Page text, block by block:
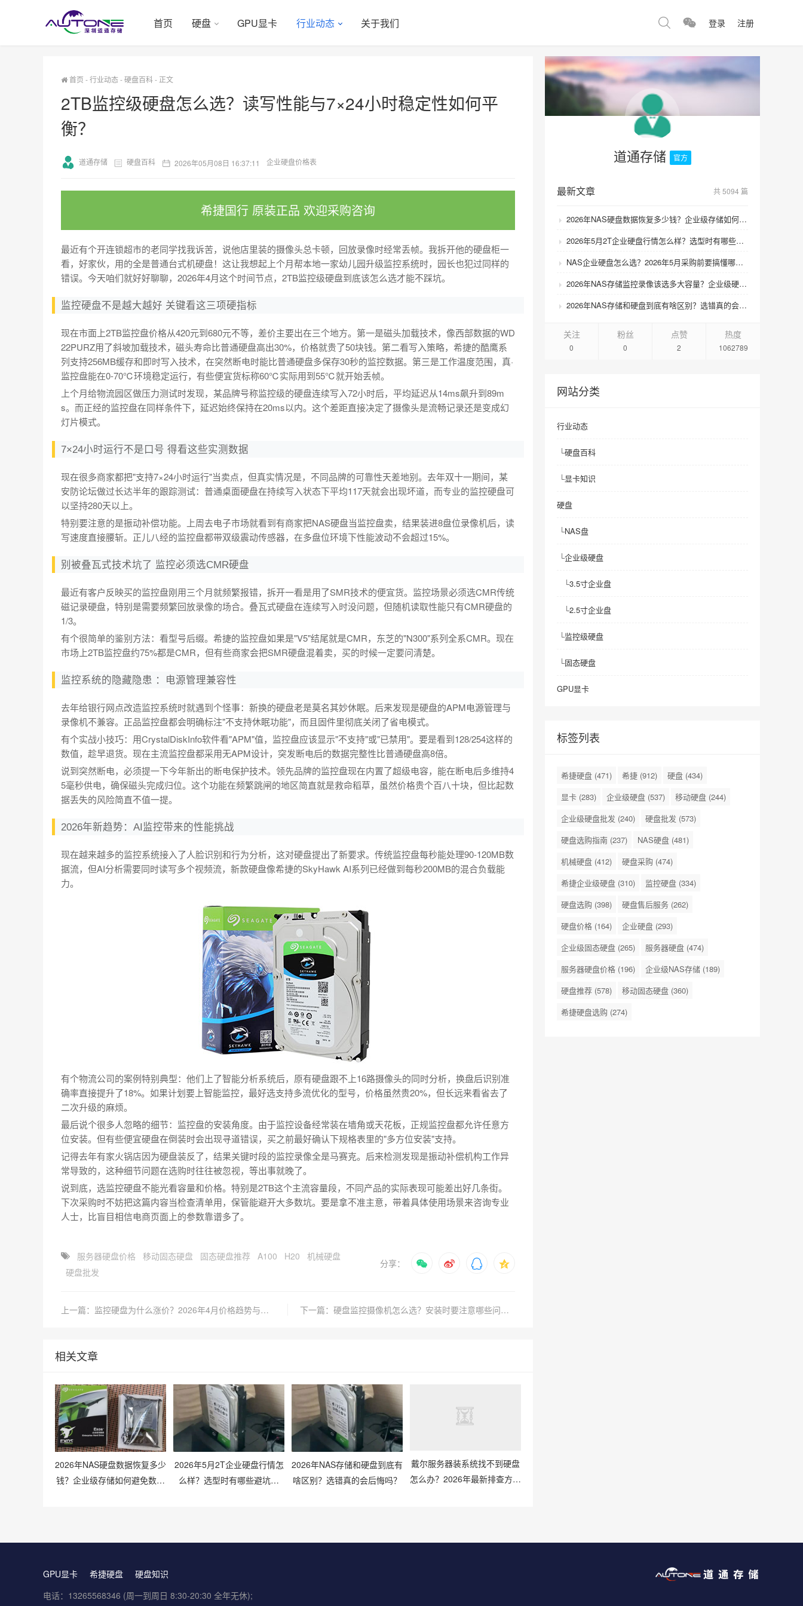
首页 硬盘 GPU显卡 行业动态 关于我们 登录 注册
首页 -行业动态-硬盘百科- 正文
2TB监控级硬盘怎么选？读写性能与7×24小时稳定性如何平
衡？
道通存储 硬盘百科 2026年05月08日 16:37:11 企业硬盘价格表
希捷国行 原装正品 欢迎采购咨询
最近有个开连锁超市的老同学找我诉苦，说他店里装的摄像头总卡顿，回放录像时经常丢帧。我拆开他的硬盘柜一
看，好家伙，用的全是普通台式机硬盘！这让我想起上个月帮本地一家幼儿园升级监控系统时，园长也犯过同样的
错误。今天咱们就好好聊聊，2026年4月这个时间节点，2TB监控级硬盘到底该怎么选才能不踩坑。
监控硬盘不是越大越好 关键看这三项硬指标
现在市面上2TB监控盘价格从420元到680元不等，差价主要出在三个地方。第一是磁头加载技术，像西部数据的WD
22PURZ用了斜坡加载技术，磁头寿命比普通硬盘高出30%，价格就贵了50块钱。第二看写入策略，希捷的酷鹰系
列支持256MB缓存和即时写入技术，在突然断电时能比普通硬盘多保存30秒的监控数据。第三是工作温度范围，真·
监控盘能在0-70℃环境稳定运行，有些便宜货标称60℃实际用到55℃就开始丢帧。
上个月给物流园区做压力测试时发现，某品牌号称监控级的硬盘连续写入72小时后，平均延迟从14ms飙升到89m
s。而正经的监控盘在同样条件下，延迟始终保持在20ms以内。这个差距直接决定了摄像头是流畅记录还是变成幻
灯片模式。
7×24小时运行不是口号 得看这些实测数据
现在很多商家都把"支持7×24小时运行"当卖点，但真实情况是，不同品牌的可靠性天差地别。去年双十一期间，某
安防论坛做过长达半年的跟踪测试：普通桌面硬盘在持续写入状态下平均117天就会出现坏道，而专业的监控硬盘可
以坚持280天以上。
特别要注意的是振动补偿功能。上周去电子市场就看到有商家把NAS硬盘当监控盘卖，结果装进8盘位录像机后，读
写速度直接腰斩。正儿八经的监控盘都带双级震动传感器，在多盘位环境下性能波动不会超过15%。
别被叠瓦式技术坑了 监控必须选CMR硬盘
最近有客户反映买的监控盘刚用三个月就频繁报错，拆开一看是用了SMR技术的便宜货。监控场景必须选CMR传统
磁记录硬盘，特别是需要频繁回放录像的场合。叠瓦式硬盘在连续写入时没问题，但随机读取性能只有CMR硬盘的
1/3。
有个很简单的鉴别方法：看型号后缀。希捷的监控盘如果是"V5"结尾就是CMR，东芝的"N300"系列全系CMR。现在
市场上2TB监控盘约75%都是CMR，但有些商家会把SMR硬盘混着卖，买的时候一定要问清楚。
监控系统的隐藏隐患 ：电源管理兼容性
去年给银行网点改造监控系统时就遇到个怪事：新换的硬盘老是莫名其妙休眠。后来发现是硬盘的APM电源管理与
录像机不兼容。正品监控盘都会明确标注"不支持休眠功能"，而且固件里彻底关闭了省电模式。
有个实战小技巧：用CrystalDiskInfo软件看"APM"值，监控盘应该显示"不支持"或"已禁用"。要是看到128/254这样的
数值，趁早退货。现在主流监控盘都采用无APM设计，突发断电后的数据完整性比普通硬盘高8倍。
说到突然断电，必须提一下今年新出的断电保护技术。领先品牌的监控盘现在内置了超级电容，能在断电后多维持4
5毫秒供电，确保磁头完成归位。这个功能在频繁跳闸的地区简直就是救命稻草，虽然价格贵个百八十块，但比起数
据丢失的风险简直不值一提。
2026年新趋势：AI监控带来的性能挑战
现在越来越多的监控系统接入了人脸识别和行为分析，这对硬盘提出了新要求。传统监控盘每秒能处理90-120MB数
据流，但AI分析需要同时读写多个视频流，新款硬盘像希捷的SkyHawk AI系列已经做到每秒200MB的混合负载能
力。
有个物流公司的案例特别典型：他们上了智能分析系统后，原有硬盘跟不上16路摄像头的同时分析，换盘后识别准
确率直接提升了18%。如果计划要上智能监控，最好选支持多流优化的型号，价格虽然贵20%，但长远来看省去了
二次升级的麻烦。
最后说个很多人忽略的细节：监控盘的安装角度。由于监控设备经常装在墙角或天花板，正规监控盘都允许任意方
位安装。但有些便宜硬盘在倒装时会出现寻道错误，买之前最好确认下规格表里的"多方位安装"支持。
记得去年有家火锅店因为硬盘装反了，结果关键时段的监控录像全是马赛克。后来检测发现是振动补偿机构工作异
常导致的，这种细节问题在选购时往往被忽视，等出事就晚了。
说到底，选监控硬盘不能光看容量和价格。特别是2TB这个主流容量段，不同产品的实际表现可能差出好几条街。
下次采购时不妨把这篇内容当检查清单用，保管能避开大多数坑。要是拿不准主意，带着具体使用场景来咨询专业
人士，比盲目相信电商页面上的参数靠谱多了。
服务器硬盘价格 移动固态硬盘 固态硬盘推荐 A100 H20
机械硬盘
硬盘批发
分享：
上一篇：监控硬盘为什么涨价？2026年4月价格趋势与选购建议 下一篇：硬盘监控摄像机怎么选？安装时要注意哪些问题？
相关文章
2026年NAS硬盘数据恢复多少
钱？企业级存储如何避免数据
2026年5月2T企业硬盘行情怎
么样？选型时有哪些避坑技
2026年NAS存储和硬盘到底有
啥区别？选错真的会后悔吗？
戴尔服务器装系统找不到硬盘
怎么办？2026年最新排查方法
道通存储 官方
最新文章 共 5094 篇
2026年NAS硬盘数据恢复多少钱？企业级存储如何避免数据丢失风险？
2026年5月2T企业硬盘行情怎么样？选型时有哪些避坑技巧？
NAS企业硬盘怎么选？2026年5月采购前要搞懂哪些坑？
2026年NAS存储监控录像该选多大容量？企业级硬盘怎么搭配才划算？
2026年NAS存储和硬盘到底有啥区别？选错真的会后悔吗？
关注
0
粉丝
0
点赞
2
热度
1062789
网站分类
行业动态
└硬盘百科
└显卡知识
硬盘
└NAS盘
└企业级硬盘
└3.5寸企业盘
└2.5寸企业盘
└监控级硬盘
└固态硬盘
GPU显卡
标签列表
希捷硬盘 (471) 希捷 (912) 硬盘 (434)
显卡 (283) 企业级硬盘 (537) 移动硬盘 (244)
企业级硬盘批发 (240) 硬盘批发 (573)
硬盘选购指南 (237) NAS硬盘 (481)
机械硬盘 (412) 硬盘采购 (474)
希捷企业级硬盘 (310) 监控硬盘 (334)
硬盘选购 (398) 硬盘售后服务 (262)
硬盘价格 (164) 企业硬盘 (293)
企业级固态硬盘 (265) 服务器硬盘 (474)
服务器硬盘价格 (196) 企业级NAS存储 (189)
硬盘推荐 (578) 移动固态硬盘 (360)
希捷硬盘选购 (274)
GPU显卡 希捷硬盘
硬盘知识
电话：13265568346 (周一到周日 8:30-20:30 全年无休);